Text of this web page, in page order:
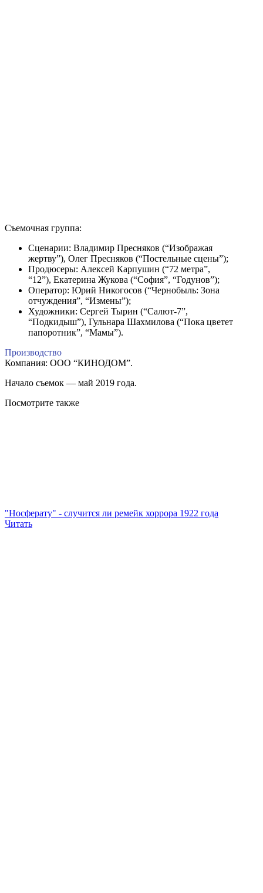
Съемочная группа:
Сценарии: Владимир Пресняков (“Изображая
жертву”), Олег Пресняков (“Постельные сцены”);
Продюсеры: Алексей Карпушин (“72 метра”,
“12”), Екатерина Жукова (“София”, “Годунов”);
Оператор: Юрий Никогосов (“Чернобыль: Зона
отчуждения”, “Измены”);
Художники: Сергей Тырин (“Салют-7”,
“Подкидыш”), Гульнара Шахмилова (“Пока цветет
папоротник”, “Мамы”).
Производство
Компания: ООО “КИНОДОМ”.
Начало съемок — май 2019 года.
Посмотрите также
"Носферату" - случится ли ремейк хоррора 1922 года
Читать